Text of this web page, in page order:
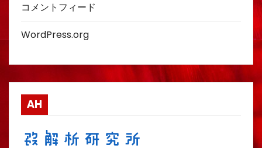
コメントフィード
WordPress.org
AH